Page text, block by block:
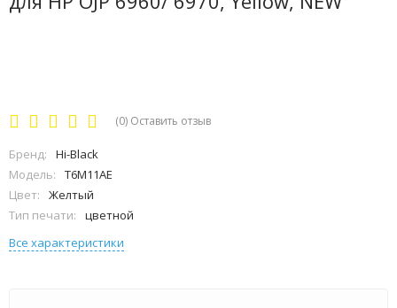
(0) Оставить отзыв
Бренд:
Hi-Black
Модель:
T6M11AE
Цвет:
Желтый
Тип печати:
цветной
Все характеристики